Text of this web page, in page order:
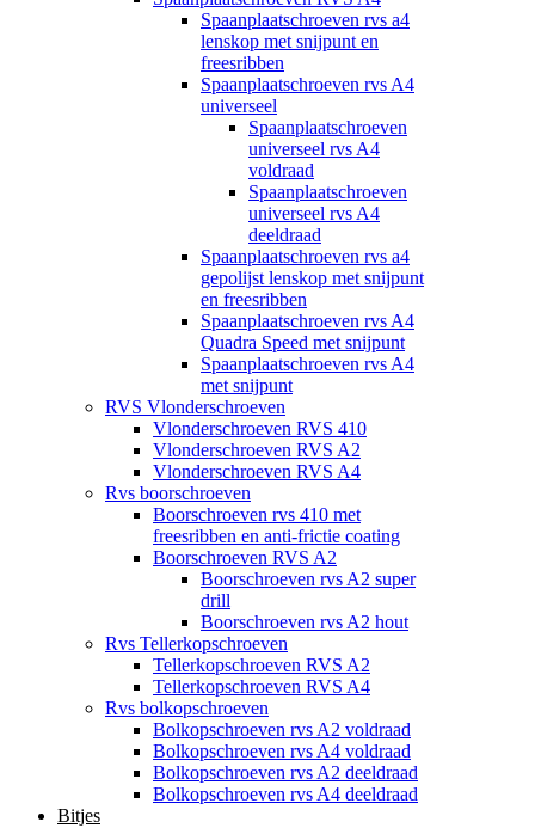
Spaanplaatschroeven rvs a4
lenskop met snijpunt en
freesribben
Spaanplaatschroeven rvs A4
universeel
Spaanplaatschroeven
universeel rvs A4
voldraad
Spaanplaatschroeven
universeel rvs A4
deeldraad
Spaanplaatschroeven rvs a4
gepolijst lenskop met snijpunt
en freesribben
Spaanplaatschroeven rvs A4
Quadra Speed met snijpunt
Spaanplaatschroeven rvs A4
met snijpunt
RVS Vlonderschroeven
Vlonderschroeven RVS 410
Vlonderschroeven RVS A2
Vlonderschroeven RVS A4
Rvs boorschroeven
Boorschroeven rvs 410 met
freesribben en anti-frictie coating
Boorschroeven RVS A2
Boorschroeven rvs A2 super
drill
Boorschroeven rvs A2 hout
Rvs Tellerkopschroeven
Tellerkopschroeven RVS A2
Tellerkopschroeven RVS A4
Rvs bolkopschroeven
Bolkopschroeven rvs A2 voldraad
Bolkopschroeven rvs A4 voldraad
Bolkopschroeven rvs A2 deeldraad
Bolkopschroeven rvs A4 deeldraad
Bitjes